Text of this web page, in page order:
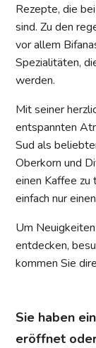
Rezepte, die
sind. Zu den
vor allem
Spezialitäten,
werden.
Mit seiner
entspannten
Sud als
Oberkorn und
einen Kaffee zu
einfach nur
Um
entdecken,
kommen Sie
Sie haben
eröffnet